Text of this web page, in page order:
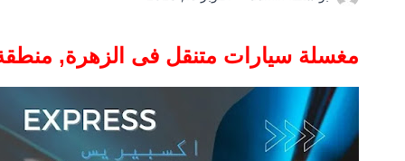
مغسلة سيارات متنقل فى الزهرة,